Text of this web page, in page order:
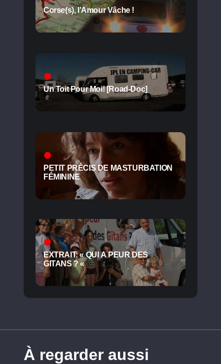
Corse(s), l’Amour Vâche !
Un Toit Pour Moi! [Road-Doc]
PETIT PRÉCIS DE MASTURBATION
FÉMININE
EXTRAIT: « QUI A PEUR DES
GITANS ? «
À regarder aussi